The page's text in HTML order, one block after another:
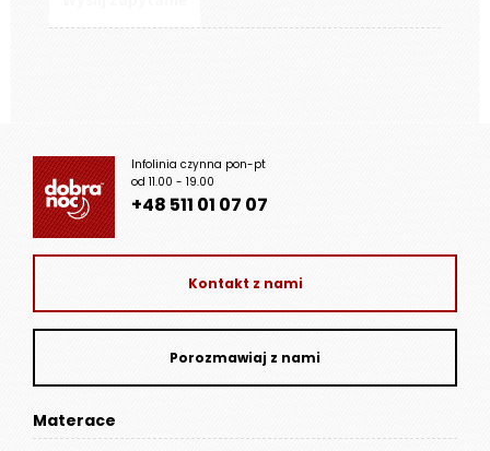
Infolinia czynna pon-pt
od 11.00 - 19.00
+48 511 01 07 07
Kontakt z nami
Porozmawiaj z nami
Materace